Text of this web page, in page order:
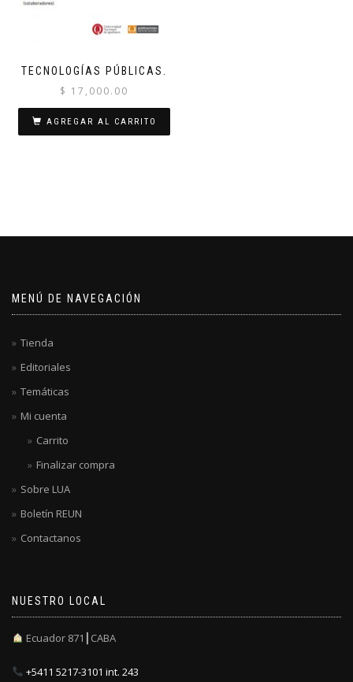
TECNOLOGÍAS PÚBLICAS.
$ 17,000.00
AGREGAR AL CARRITO
MENÚ DE NAVEGACIÓN
Tienda
Editoriales
Temáticas
Mi cuenta
Carrito
Finalizar compra
Sobre LUA
Boletín REUN
Contactanos
NUESTRO LOCAL
Ecuador 871┃CABA
+5411 5217-3101 int. 243